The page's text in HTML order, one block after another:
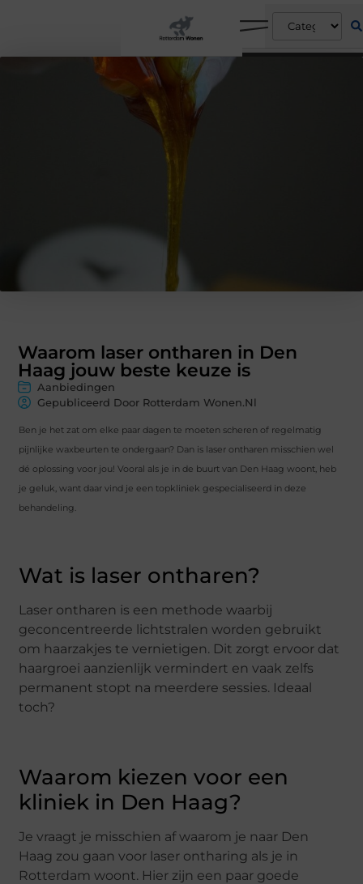
Waarom laser ontharen in Den
Haag jouw beste keuze is
Aanbiedingen
Gepubliceerd Door Rotterdam Wonen.nl
Ben je het zat om elke paar dagen te moeten scheren of regelmatig
pijnlijke waxbeurten te ondergaan? Dan is laser ontharen misschien wel
dé oplossing voor jou! Vooral als je in de buurt van Den Haag woont, heb
je geluk, want daar vind je een topkliniek gespecialiseerd in deze
behandeling.
Wat is laser ontharen?
Laser ontharen is een methode waarbij
geconcentreerde lichtstralen worden gebruikt
om haarzakjes te vernietigen. Dit zorgt ervoor dat
haargroei aanzienlijk vermindert en vaak zelfs
permanent stopt na meerdere sessies. Ideaal
toch?
Waarom kiezen voor een
kliniek in Den Haag?
Je vraagt je misschien af waarom je naar Den
Haag zou gaan voor laser ontharing als je in
Rotterdam woont. Hier zijn een paar goede